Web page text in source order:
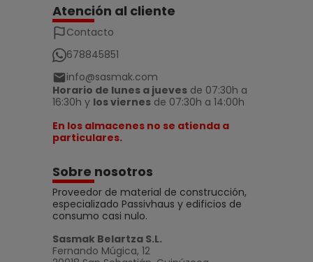
Atención al cliente
Contacto
678845851
info@sasmak.com
Horario de lunes a jueves de 07:30h a
16:30h y los viernes de 07:30h a 14:00h
En los almacenes no se atienda a
particulares.
Sobre nosotros
Proveedor de material de construcción,
especializado Passivhaus y edificios de
consumo casi nulo.
Sasmak Belartza S.L.
Fernando Múgica, 12